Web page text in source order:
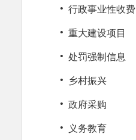
· 行政事业性收费
· 重大建设项目
· 处罚强制信息
· 乡村振兴
· 政府采购
· 义务教育